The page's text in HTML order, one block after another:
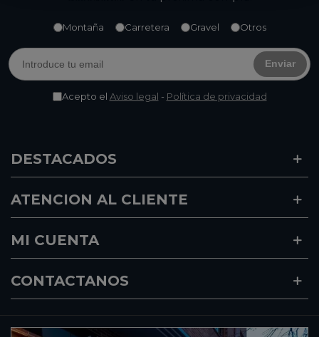
Montaña Carretera Gravel Otros
Enviar
Acepto el Aviso legal - Política de privacidad
DESTACADOS
ATENCION AL CLIENTE
MI CUENTA
CONTACTANOS